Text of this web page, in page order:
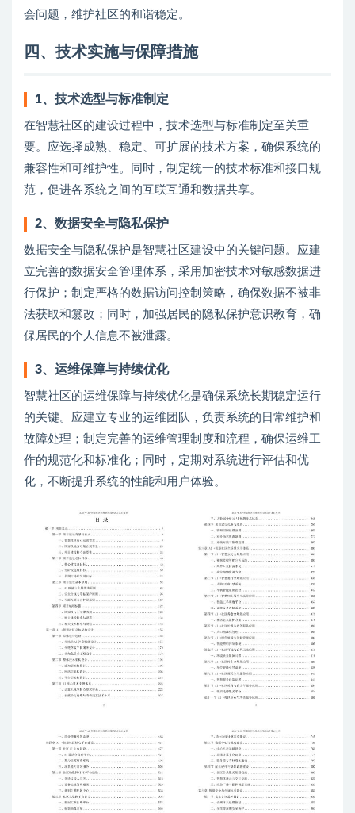
会问题，维护社区的和谐稳定。
四、技术实施与保障措施
1、 技术选型与标准制定
在智慧社区的建设过程中，技术选型与标准制定至关重
要。应选择成熟、稳定、可扩展的技术方案，确保系统的
兼容性和可维护性。同时，制定统一的技术标准和接口规
范，促进各系统之间的互联互通和数据共享。
2、 数据安全与隐私保护
数据安全与隐私保护是智慧社区建设中的关键问题。应建
立完善的数据安全管理体系，采用加密技术对敏感数据进
行保护；制定严格的数据访问控制策略，确保数据不被非
法获取和篡改；同时，加强居民的隐私保护意识教育，确
保居民的个人信息不被泄露。
3、 运维保障与持续优化
智慧社区的运维保障与持续优化是确保系统长期稳定运行
的关键。应建立专业的运维团队，负责系统的日常维护和
故障处理；制定完善的运维管理制度和流程，确保运维工
作的规范化和标准化；同时，定期对系统进行评估和优
化，不断提升系统的性能和用户体验。